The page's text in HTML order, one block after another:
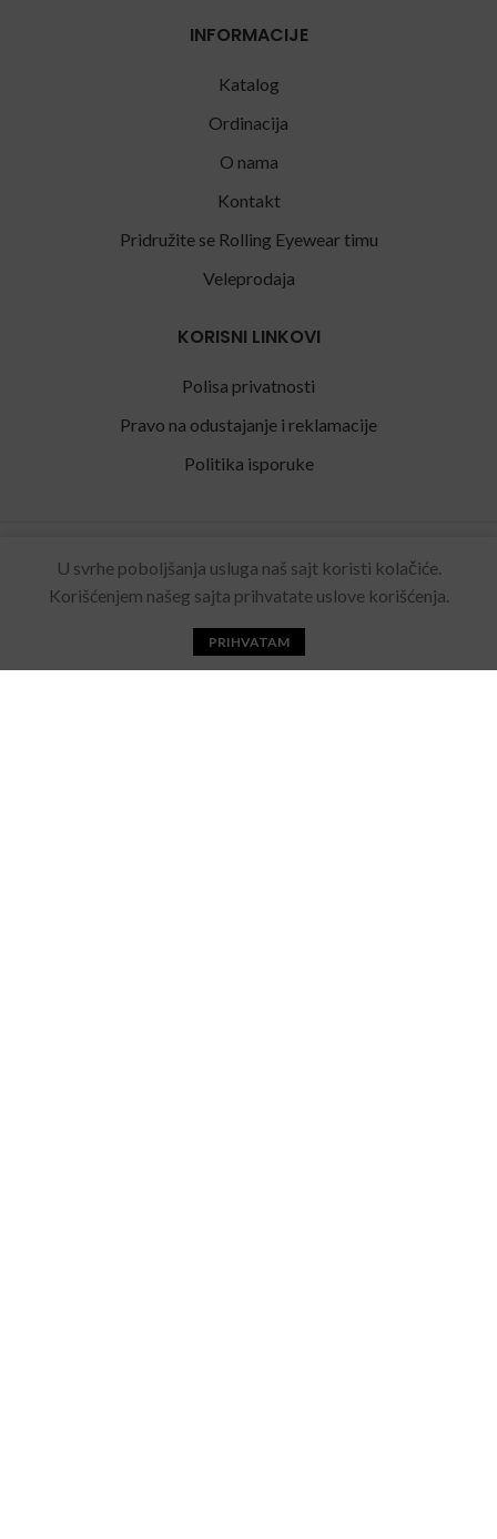
INFORMACIJE
Katalog
Ordinacija
O nama
Kontakt
Pridružite se Rolling Eyewear timu
Veleprodaja
KORISNI LINKOVI
Polisa privatnosti
Pravo na odustajanje i reklamacije
Politika isporuke
2022 Sva prava zadržana. Made by
Acebears
U svrhe poboljšanja usluga naš sajt koristi kolačiće.
Korišćenjem našeg sajta prihvatate uslove korišćenja.
PRIHVATAM